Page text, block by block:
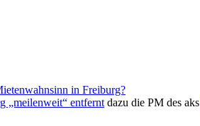
in Freiburg?
„meilenweit“ entfernt dazu die PM des aks